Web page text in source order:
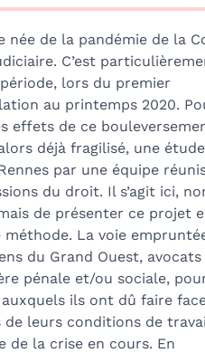
de la pandémie de la
C’est
lors du premier
au printemps 2020.
effets de ce
déjà fragilisé, une étude
par une équipe
du droit. Il s’agit ici,
de présenter ce projet
La voie
du Grand Ouest,
pénale et/ou sociale,
ils ont dû faire
leurs conditions de
de la crise en cours. En